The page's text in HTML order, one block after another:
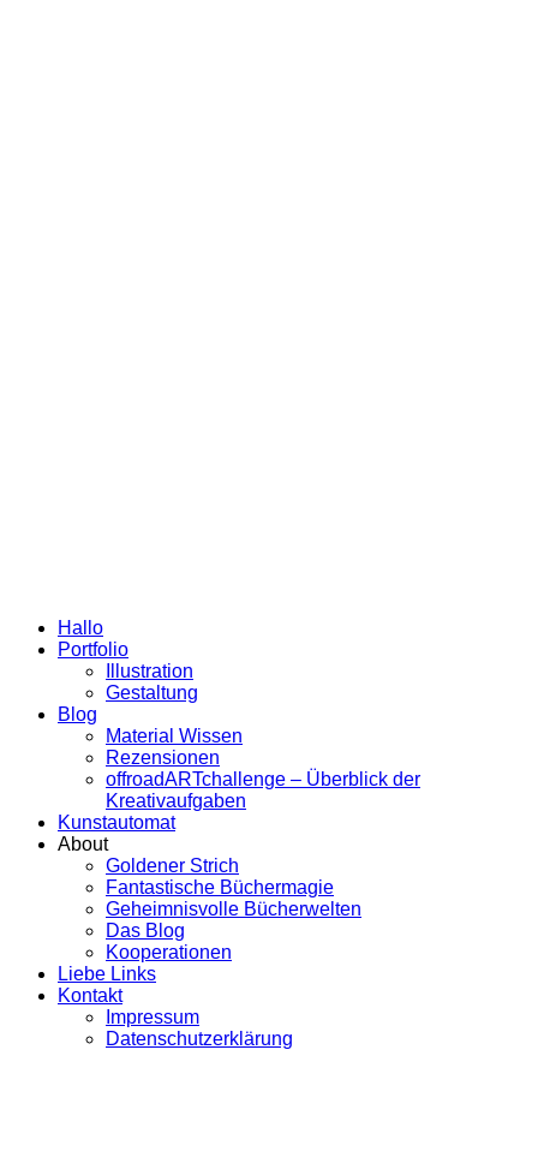
Hallo
Portfolio
Illustration
Gestaltung
Blog
Material Wissen
Rezensionen
offroadARTchallenge – Überblick der
Kreativaufgaben
Kunstautomat
About
Goldener Strich
Fantastische Büchermagie
Geheimnisvolle Bücherwelten
Das Blog
Kooperationen
Liebe Links
Kontakt
Impressum
Datenschutzerklärung